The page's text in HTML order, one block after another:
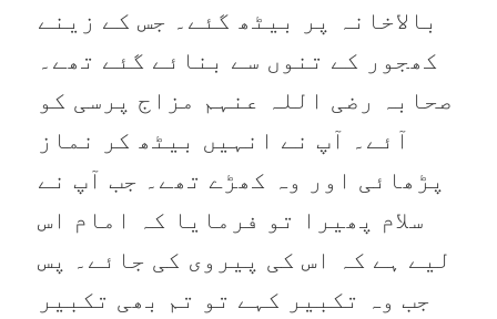
بالاخانہ پر بیٹھ گئے۔ جس کے زینے
کھجور کے تنوں سے بنائے گئے تھے۔
صحابہ رضی اللہ عنہم مزاج پرسی کو
آئے۔ آپ نے انہیں بیٹھ کر نماز
پڑھائی اور وہ کھڑے تھے۔ جب آپ نے
سلام پھیرا تو فرمایا کہ امام اس
لیے ہے کہ اس کی پیروی کی جائے۔ پس
جب وہ تکبیر کہے تو تم بھی تکبیر